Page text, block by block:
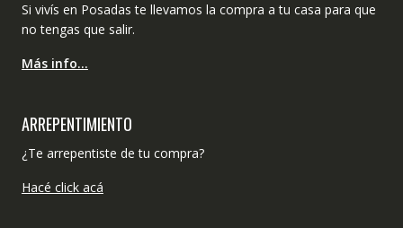
Si vivís en Posadas te llevamos la compra a tu casa para que
no tengas que salir.
Más info…
ARREPENTIMIENTO
¿Te arrepentiste de tu compra?
Hacé click acá